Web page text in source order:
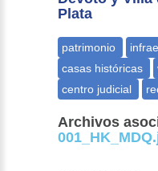
Plata
Archivos